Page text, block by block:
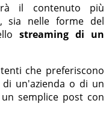
il contenuto più
sia nelle forme del
streaming di un
che preferiscono
di un'azienda o di un
semplice post con